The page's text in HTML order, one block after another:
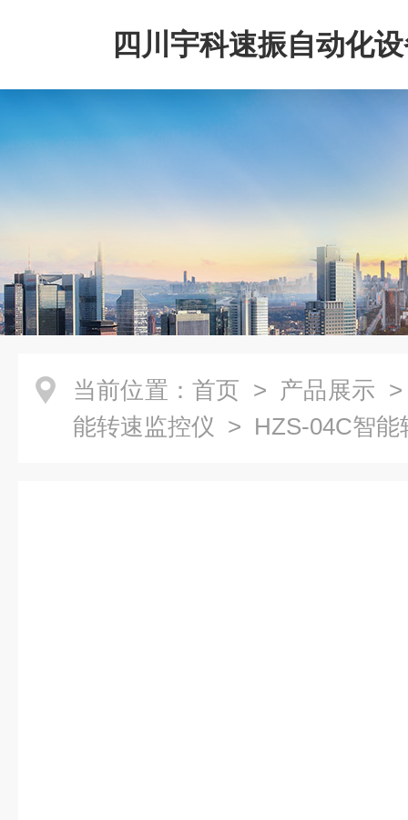
四川宇科速振自动化
公司
当前位置： 首页 > 产品展示
能转速监控仪 > HZS-04C智能